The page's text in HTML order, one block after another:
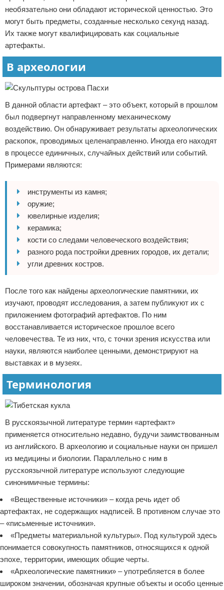
необязательно они обладают исторической ценностью. Это
могут быть предметы, созданные несколько секунд назад.
Их также могут квалифицировать как социальные
артефакты.
В археологии
В данной области артефакт – это объект, который в прошлом
был подвергнут направленному механическому
воздействию. Он обнаруживает результаты археологических
раскопок, проводимых целенаправленно. Иногда его находят
в процессе единичных, случайных действий или событий.
Примерами являются:
инструменты из камня;
оружие;
ювелирные изделия;
керамика;
кости со следами человеческого воздействия;
разного рода постройки древних городов, их детали;
угли древних костров.
После того как найдены археологические памятники, их
изучают, проводят исследования, а затем публикуют их с
приложением фотографий артефактов. По ним
восстанавливается историческое прошлое всего
человечества. Те из них, что, с точки зрения искусства или
науки, являются наиболее ценными, демонстрируют на
выставках и в музеях.
Терминология
В русскоязычной литературе термин «артефакт»
применяется относительно недавно, будучи заимствованным
из английского. В археологию и социальные науки он пришел
из медицины и биологии. Параллельно с ним в
русскоязычной литературе используют следующие
синонимичные термины:
«Вещественные источники» – когда речь идет об
артефактах, не содержащих надписей. В противном случае это
– «письменные источники».
«Предметы материальной культуры». Под культурой здесь
понимается совокупность памятников, относящихся к одной
эпохе, территории, имеющих общие черты.
«Археологические памятники» – употребляется в более
широком значении, обозначая крупные объекты и особо ценные